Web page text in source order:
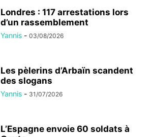
Londres : 117 arrestations lors
d’un rassemblement
Yannis - 03/08/2026
Les pèlerins d’Arbaïn scandent
des slogans
Yannis - 31/07/2026
L’Espagne envoie 60 soldats à